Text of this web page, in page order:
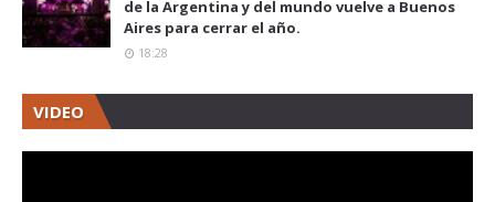
de la Argentina y del mundo vuelve a Buenos
Aires para cerrar el año.
18:28
VIDEO